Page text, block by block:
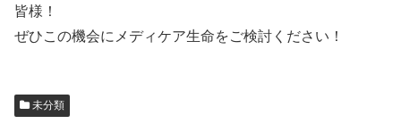
皆様！
ぜひこの機会にメディケア生命をご検討ください！
未分類